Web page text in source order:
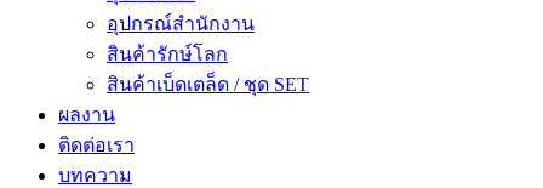
อุปกรณ์สำนักงาน
สินค้ารักษ์โลก
สินค้าเบ็ดเตล็ด / ชุด SET
ผลงาน
ติดต่อเรา
บทความ